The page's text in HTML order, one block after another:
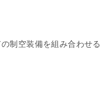
制空装備を組み合わせ